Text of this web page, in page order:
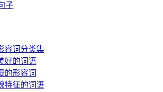
子
容词分类集
好的词语
的形容词
特征的词语